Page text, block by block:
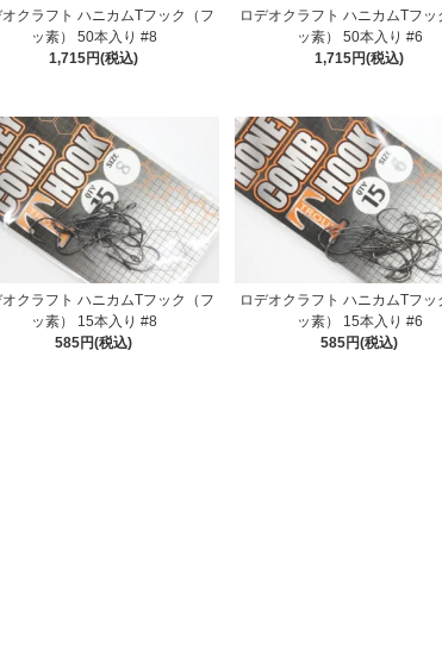
オクラフト ハニカムTフック（フ
ッ素） 50本入り #8
1,715円(税込)
ロデオクラフト ハニカムTフッ
ッ素） 50本入り #6
1,715円(税込)
オクラフト ハニカムTフック（フ
ッ素） 15本入り #8
585円(税込)
ロデオクラフト ハニカムTフッ
ッ素） 15本入り #6
585円(税込)